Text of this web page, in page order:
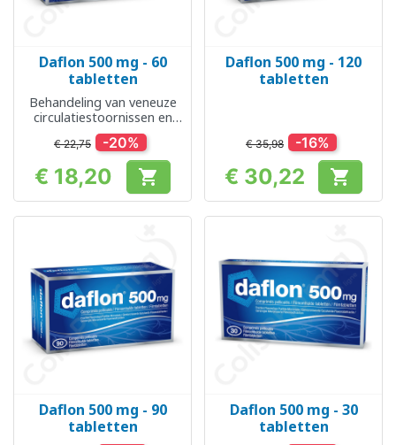
Daflon 500 mg - 60
tabletten
Behandeling van veneuze
circulatiestoornissen en
aambeien
€ 22,75 -20%
Prijs
€ 18,20 
Daflon 500 mg - 120
tabletten
€ 35,98 -16%
Prijs
€ 30,22 
Daflon 500 mg - 90
tabletten
Daflon 500 mg - 30
tabletten